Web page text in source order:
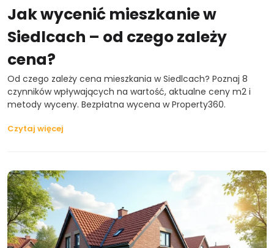
Jak wycenić mieszkanie w
Siedlcach – od czego zależy
cena?
Od czego zależy cena mieszkania w Siedlcach? Poznaj 8
czynników wpływających na wartość, aktualne ceny m2 i
metody wyceny. Bezpłatna wycena w Property360.
Czytaj więcej